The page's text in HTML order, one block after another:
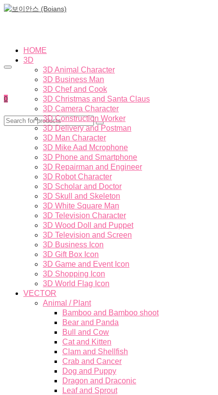
0
HOME
3D
3D Animal Character
3D Business Man
3D Chef and Cook
3D Christmas and Santa Claus
3D Camera Character
3D Construction Worker
3D Delivery and Postman
3D Man Character
3D Mike Aad Mcrophone
3D Phone and Smartphone
3D Repairman and Engineer
3D Robot Character
3D Scholar and Doctor
3D Skull and Skeleton
3D White Square Man
3D Television Character
3D Wood Doll and Puppet
3D Television and Screen
3D Business Icon
3D Gift Box Icon
3D Game and Event Icon
3D Shopping Icon
3D World Flag Icon
VECTOR
Animal / Plant
Bamboo and Bamboo shoot
Bear and Panda
Bull and Cow
Cat and Kitten
Clam and Shellfish
Crab and Cancer
Dog and Puppy
Dragon and Draconic
Leaf and Sprout